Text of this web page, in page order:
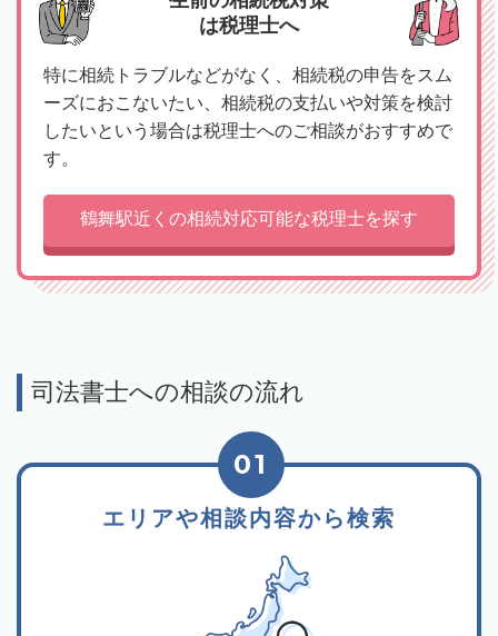
は税理士へ
特に相続トラブルなどがなく、相続税の申告をスム
ーズにおこないたい、相続税の支払いや対策を検討
したいという場合は税理士へのご相談がおすすめで
す。
鶴舞駅近くの相続対応可能な税理士を探す
司法書士への相談の流れ
エリアや相談内容から検索
01